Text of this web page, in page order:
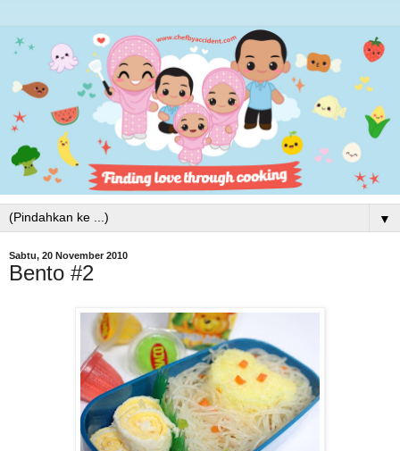
▼
Sabtu, 20 November 2010
Bento #2